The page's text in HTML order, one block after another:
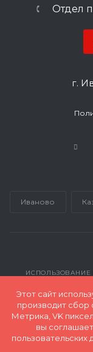
Отдел
г.
Иваново
С РАЗРЕШЕНИЯ
© 2026 Все права
Этот сайт
производит сбор
Метрика, VK
вы
пользовательских